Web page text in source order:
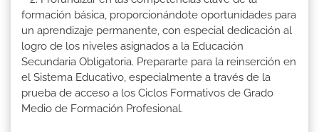
formación básica, proporcionándote oportunidades para
un aprendizaje permanente, con especial dedicación al
logro de los niveles asignados a la Educación
Secundaria Obligatoria. Prepararte para la reinserción en
el Sistema Educativo, especialmente a través de la
prueba de acceso a los Ciclos Formativos de Grado
Medio de Formación Profesional.